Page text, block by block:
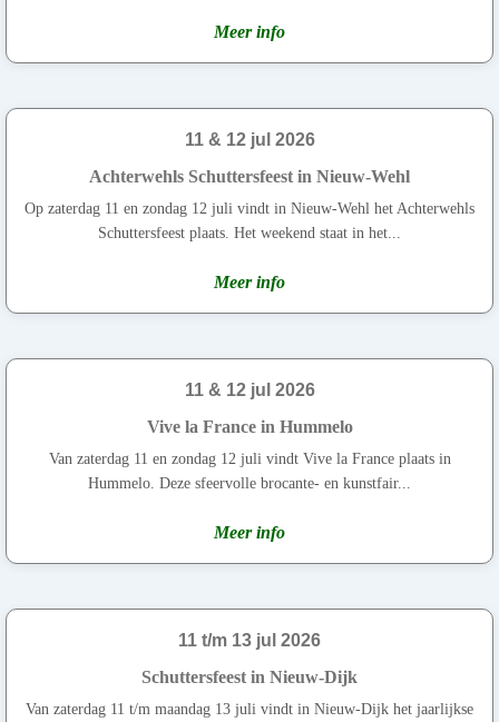
Meer info
11 & 12 jul 2026
Achterwehls Schuttersfeest in Nieuw-Wehl
Op zaterdag 11 en zondag 12 juli vindt in Nieuw-Wehl het Achterwehls
Schuttersfeest plaats. Het weekend staat in het...
Meer info
11 & 12 jul 2026
Vive la France in Hummelo
Van zaterdag 11 en zondag 12 juli vindt Vive la France plaats in
Hummelo. Deze sfeervolle brocante- en kunstfair...
Meer info
11 t/m 13 jul 2026
Schuttersfeest in Nieuw-Dijk
Van zaterdag 11 t/m maandag 13 juli vindt in Nieuw-Dijk het jaarlijkse